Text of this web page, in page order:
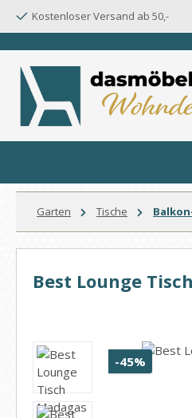
Hauptinhalt springen
Zur Suche springen
Zur Hauptnavigation springen
Kostenloser Versand ab 50,-
Garten Tische
Best Lounge
Bildergalerie überspringen
-45%